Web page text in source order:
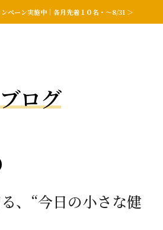
ペーン実施中｜各月先着１０名・〜8/31 ＞
ブログ
、“今日の小さな健